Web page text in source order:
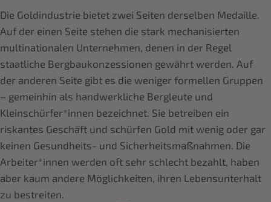
Die Goldindustrie bietet zwei Seiten derselben Medaille.
Auf der einen Seite stehen die stark mechanisierten
multinationalen Unternehmen, denen in der Regel
staatliche Bergbaukonzessionen gewährt werden. Auf
der anderen Seite gibt es die weniger formellen Gruppen
– gemeinhin als handwerkliche Bergleute und
Kleinschürfer*innen bezeichnet. Sie betreiben ein
riskantes Geschäft und schürfen Gold mit wenig oder gar
keinen Gesundheits- und Sicherheitsmaßnahmen. Die
Arbeiter*innen werden oft sehr schlecht bezahlt, haben
aber kaum andere Möglichkeiten, ihren Lebensunterhalt
zu bestreiten.